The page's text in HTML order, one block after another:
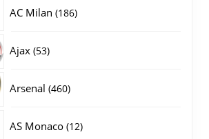
AC Milan 186186
Ajax 5353
Arsenal 460460
AS Monaco 1212